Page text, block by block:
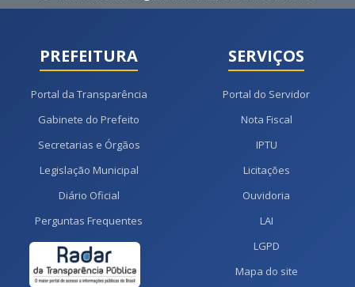
PREFEITURA
Portal da Transparência
Gabinete do Prefeito
Secretarias e Órgãos
Legislação Municipal
Diário Oficial
Perguntas Frequentes
SERVIÇOS
Portal do Servidor
Nota Fiscal
IPTU
Licitações
Ouvidoria
LAI
LGPD
Mapa do site